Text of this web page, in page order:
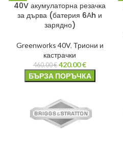
-9%
40V акумулаторна резачка
за дърва (батерия 6Аh и
зарядно)
Greenworks 40V, Триони и
кастрачки
460.00€ 420.00€
БЪРЗА ПОРЪЧКА